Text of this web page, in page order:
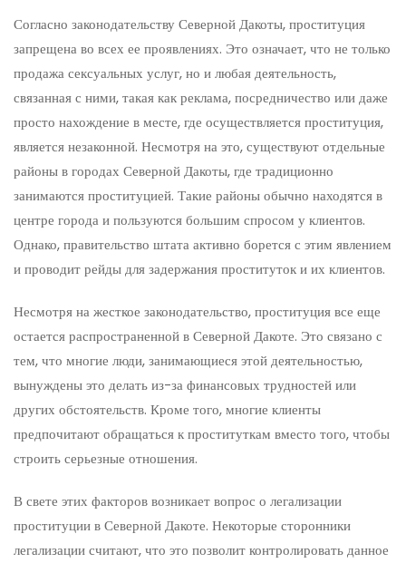
Согласно законодательству Северной Дакоты, проституция
запрещена во всех ее проявлениях. Это означает, что не только
продажа сексуальных услуг, но и любая деятельность,
связанная с ними, такая как реклама, посредничество или даже
просто нахождение в месте, где осуществляется проституция,
является незаконной. Несмотря на это, существуют отдельные
районы в городах Северной Дакоты, где традиционно
занимаются проституцией. Такие районы обычно находятся в
центре города и пользуются большим спросом у клиентов.
Однако, правительство штата активно борется с этим явлением
и проводит рейды для задержания проституток и их клиентов.
Несмотря на жесткое законодательство, проституция все еще
остается распространенной в Северной Дакоте. Это связано с
тем, что многие люди, занимающиеся этой деятельностью,
вынуждены это делать из-за финансовых трудностей или
других обстоятельств. Кроме того, многие клиенты
предпочитают обращаться к проституткам вместо того, чтобы
строить серьезные отношения.
В свете этих факторов возникает вопрос о легализации
проституции в Северной Дакоте. Некоторые сторонники
легализации считают, что это позволит контролировать данное